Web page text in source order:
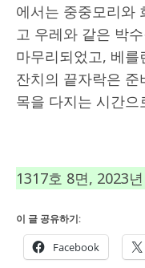
에서는 중중모리와
고 우레와 같은 박
마무리되었고, 베
잔치의 끝자락은
목을 다지는 시간
1317호 8면, 2023
이 글 공유하기:
Facebook